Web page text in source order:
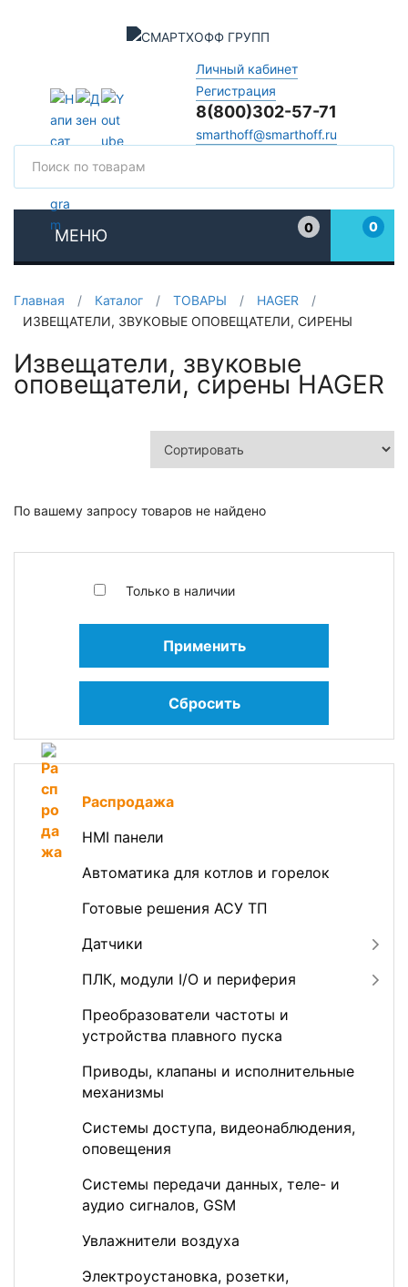
Личный кабинет
Регистрация
8(800)302-57-71
smarthoff@smarthoff.ru
МЕНЮ
0
0
Главная / Каталог / ТОВАРЫ / HAGER
/
ИЗВЕЩАТЕЛИ, ЗВУКОВЫЕ ОПОВЕЩАТЕЛИ, СИРЕНЫ
Только в наличии
Применить
Сбросить
Распродажа
HMI панели
Автоматика для котлов и горелок
Готовые решения АСУ ТП
Датчики
ПЛК, модули I/O и периферия
Преобразователи частоты и
устройства плавного пуска
Приводы, клапаны и исполнительные
механизмы
Системы доступа, видеонаблюдения,
оповещения
Системы передачи данных, теле- и
аудио сигналов, GSM
Увлажнители воздуха
Электроустановка, розетки,
Извещатели, звуковые
оповещатели, сирены HAGER
По вашему запросу товаров не найдено